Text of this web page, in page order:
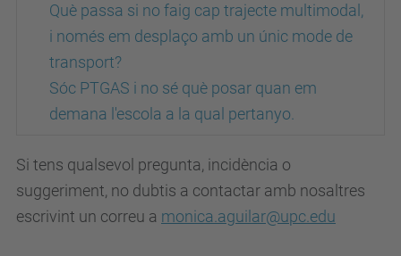
Què passa si no faig cap trajecte multimodal,
i només em desplaço amb un únic mode de
transport?
Sóc PTGAS i no sé què posar quan em
demana l'escola a la qual pertanyo.
Si tens qualsevol pregunta, incidència o
suggeriment, no dubtis a contactar amb nosaltres
escrivint un correu a monica.aguilar@upc.edu